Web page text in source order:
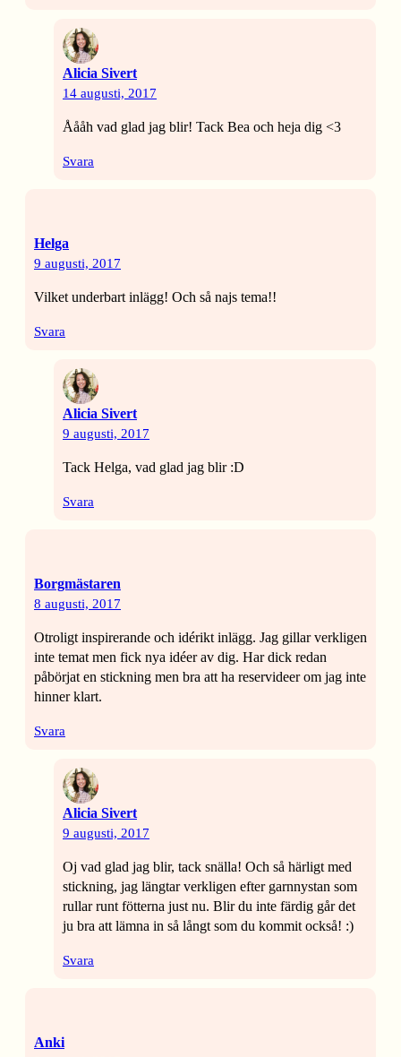
Alicia Sivert
14 augusti, 2017
Åååh vad glad jag blir! Tack Bea och heja dig <3
Svara
Helga
9 augusti, 2017
Vilket underbart inlägg! Och så najs tema!!
Svara
Alicia Sivert
9 augusti, 2017
Tack Helga, vad glad jag blir :D
Svara
Borgmästaren
8 augusti, 2017
Otroligt inspirerande och idérikt inlägg. Jag gillar verkligen
inte temat men fick nya idéer av dig. Har dick redan
påbörjat en stickning men bra att ha reservideer om jag inte
hinner klart.
Svara
Alicia Sivert
9 augusti, 2017
Oj vad glad jag blir, tack snälla! Och så härligt med
stickning, jag längtar verkligen efter garnnystan som
rullar runt fötterna just nu. Blir du inte färdig går det
ju bra att lämna in så långt som du kommit också! :)
Svara
Anki